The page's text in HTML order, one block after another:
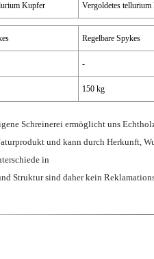
Kupfer Vergoldetes
Regelbare Spykes
-
150 kg
Schreinerei ermöglicht uns
und kann durch Herkunft,
in
Struktur sind daher kein